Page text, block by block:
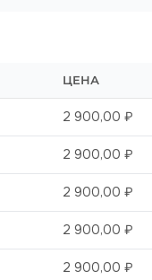
ЦЕНА
2 900,00 ₽
2 900,00 ₽
2 900,00 ₽
2 900,00 ₽
2 900,00 ₽